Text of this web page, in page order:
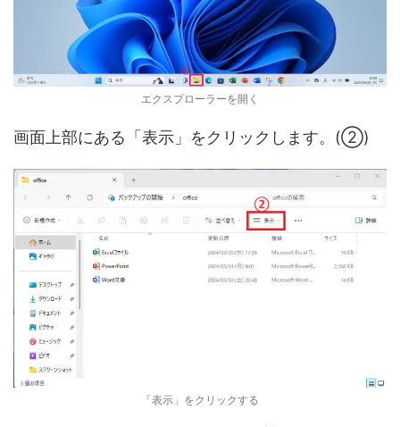
エクスプローラーを開く
画面上部にある「表示」をクリックします。(②)
「表示」をクリックする